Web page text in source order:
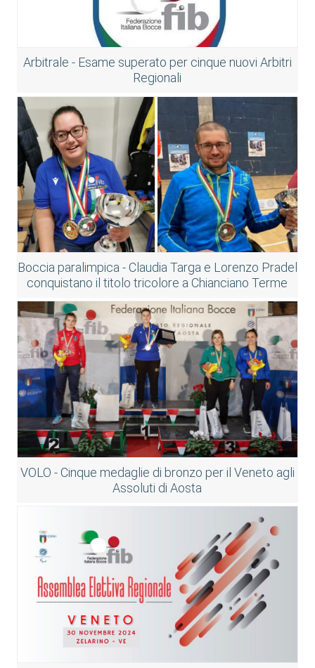
Arbitrale - Esame superato per cinque nuovi Arbitri
Regionali
Boccia paralimpica - Claudia Targa e Lorenzo Pradel
conquistano il titolo tricolore a Chianciano Terme
VOLO - Cinque medaglie di bronzo per il Veneto agli
Assoluti di Aosta